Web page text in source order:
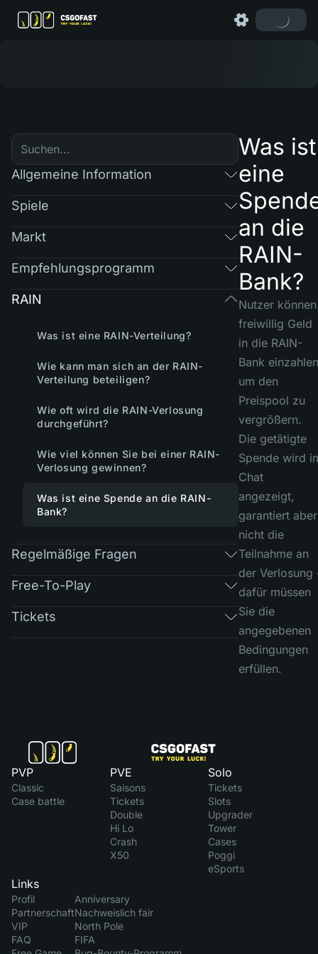
Allgemeine Information
Spiele
Markt
Empfehlungsprogramm
RAIN
Was ist eine RAIN-Verteilung?
Wie kann man sich an der RAIN-
Verteilung beteiligen?
Wie oft wird die RAIN-Verlosung
durchgeführt?
Wie viel können Sie bei einer RAIN-
Verlosung gewinnen?
Was ist eine Spende an die RAIN-
Bank?
Regelmäßige Fragen
Free-To-Play
Tickets
Was ist
eine
an die
RAIN-
Bank?
Nutzer können
freiwillig Geld
in die RAIN-
Bank
um den
Preispool zu
vergrößern.
Die getätigte
Spende wird
Chat
angezeigt,
garantiert aber
nicht die
Teilnahme an
der Verlosung
dafür müssen
Sie die
angegebenen
Bedingungen
erfüllen.
PVP
Classic
Case battle
PVE
Saisons
Tickets
Double
Hi Lo
Crash
X50
Solo
Tickets
Slots
Upgrader
Tower
Cases
Poggi
eSports
Links
Profil
Partnerschaft
VIP
FAQ
Anniversary
Nachweislich fair
North Pole
FIFA